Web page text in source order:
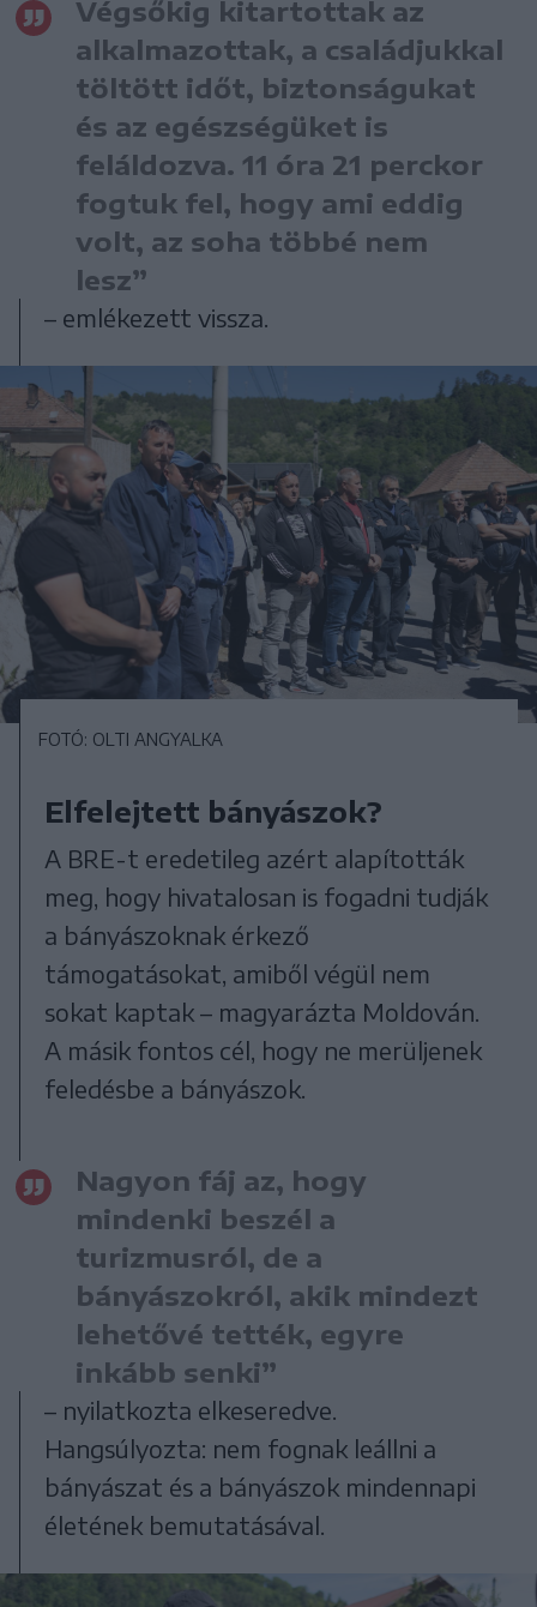
Végsőkig kitartottak az
alkalmazottak, a családjukkal
töltött időt, biztonságukat
és az egészségüket is
feláldozva. 11 óra 21 perckor
fogtuk fel, hogy ami eddig
volt, az soha többé nem
lesz”
– emlékezett vissza.
FOTÓ: OLTI ANGYALKA
Elfelejtett bányászok?
A BRE-t eredetileg azért alapították
meg, hogy hivatalosan is fogadni tudják
a bányászoknak érkező
támogatásokat, amiből végül nem
sokat kaptak – magyarázta Moldován.
A másik fontos cél, hogy ne merüljenek
feledésbe a bányászok.
Nagyon fáj az, hogy
mindenki beszél a
turizmusról, de a
bányászokról, akik mindezt
lehetővé tették, egyre
inkább senki”
– nyilatkozta elkeseredve.
Hangsúlyozta: nem fognak leállni a
bányászat és a bányászok mindennapi
életének bemutatásával.